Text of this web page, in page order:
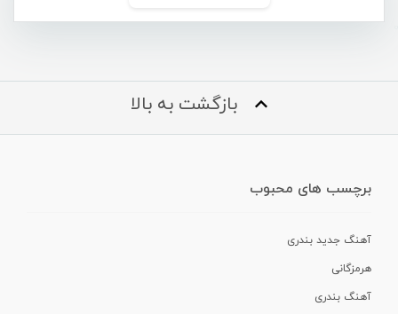
بازگشت به بالا
برچسب های محبوب
آهنگ جدید بندری
هرمزگانی
آهنگ بندری